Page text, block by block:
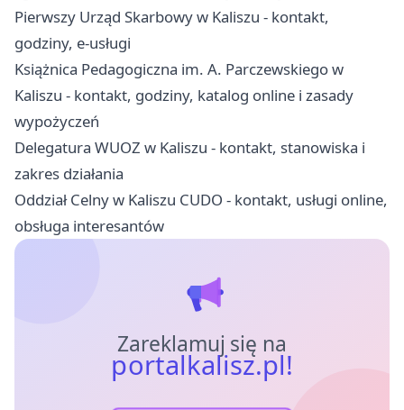
Pierwszy Urząd Skarbowy w Kaliszu - kontakt,
godziny, e-usługi
Książnica Pedagogiczna im. A. Parczewskiego w
Kaliszu - kontakt, godziny, katalog online i zasady
wypożyczeń
Delegatura WUOZ w Kaliszu - kontakt, stanowiska i
zakres działania
Oddział Celny w Kaliszu CUDO - kontakt, usługi online,
obsługa interesantów
Zareklamuj się na
portalkalisz.pl!